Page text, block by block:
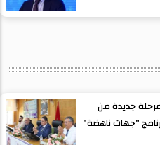
جديدة من
"جهات ناهضة"